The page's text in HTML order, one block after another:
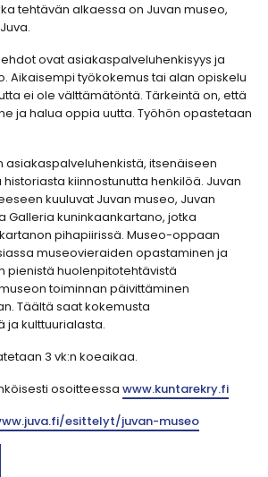
tehtävän alkaessa on Juvan museo,
ovat asiakaspalveluhenkisyys ja
Aikaisempi työkokemus tai alan opiskelu
ei ole välttämätöntä. Tärkeintä on, että
ja halua oppia uutta. Työhön opastetaan
asiakaspalveluhenkistä, itsenäiseen
kiinnostunutta henkilöä. Juvan
kuuluvat Juvan museo, Juvan
Galleria kuninkaankartano, jotka
pihapiirissä. Museo-oppaan
museovieraiden opastaminen ja
pienistä huolenpitotehtävistä
toiminnan päivittäminen
Täältä saat kokemusta
ja kulttuurialasta.
3 vk:n koeaikaa.
osoitteessa www.kuntarekry.fi
esittelyt/juvan-museo